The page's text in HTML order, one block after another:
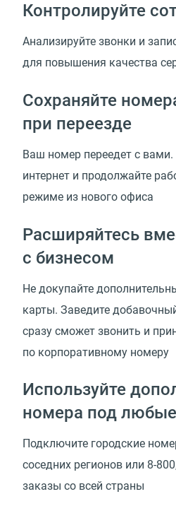
Контролируйте
Анализируйте звонки и
для повышения качества
Сохраняйте
при переезде
Ваш номер переедет с
интернет и продолжайте
режиме из нового офиса
Расширяйтесь
с бизнесом
Не докупайте
карты. Заведите
сразу сможет звонить и
по корпоративному номеру
Используйте
номера под
Подключите городские
соседних регионов или 8-
заказы со всей страны